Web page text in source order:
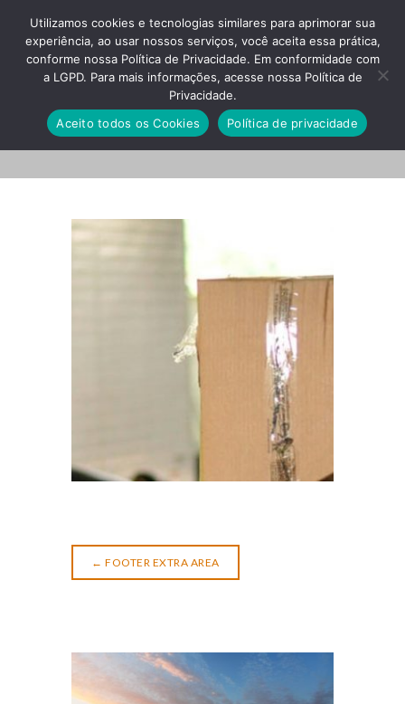
back6
← FOOTER EXTRA AREA
Utilizamos cookies e tecnologias similares para aprimorar sua
experiência, ao usar nossos serviços, você aceita essa prática,
conforme nossa Política de Privacidade. Em conformidade com
a LGPD. Para mais informações, acesse nossa Política de
Privacidade.
Aceito todos os Cookies
Política de privacidade